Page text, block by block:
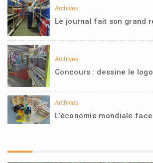
Archives
Le journal fait son grand
Archives
Concours : dessine le
Archives
L’économie mondiale